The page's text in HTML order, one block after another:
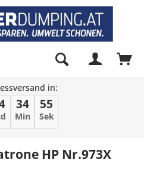
in:
34
Min
55
Sek
HP Nr.973X